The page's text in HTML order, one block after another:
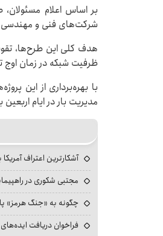
بر اساس اعلام
شرکت‌های فنی و مهندسی
هدف کلی این طرح‌ها،
ظرفیت شبکه در زمان اوج
با بهره‌برداری از این
مدیریت بار در ایام
آشکارترین اعتراف
مجتبی شکوری در
چگونه به «جنگ هرمز»
فراخوان دریافت